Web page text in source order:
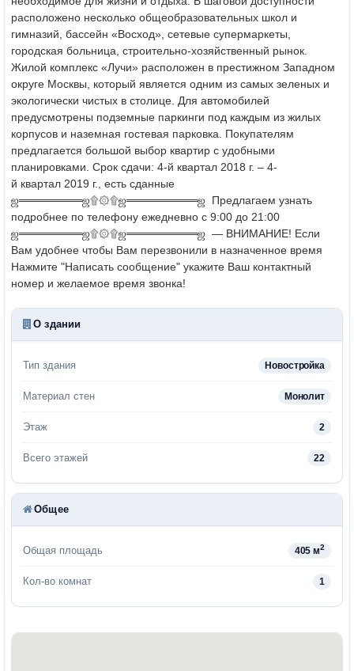
расположено несколько общеобразовательных школ и
гимназий, бассейн «Восход», сетевые супермаркеты,
городская больница, строительно-хозяйственный рынок.
Жилой комплекс «Лучи» расположен в престижном Западном
округе Москвы, который является одним из самых зеленых и
экологически чистых в столице. Для автомобилей
предусмотрены подземные паркинги под каждым из жилых
корпусов и наземная гостевая парковка.
Покупателям
предлагается большой выбор квартир с удобными
планировками. Срок сдачи: 4-й квартал 2018 г. – 4-
й квартал 2019 г., есть сданные
ஜ════════ஜ۩۞۩ஜ═════════ஜ Предлагаем узнать
подробнее по телефону ежедневно с 9:00 до 21:00
ஜ════════ஜ۩۞۩ஜ═════════ஜ — ВНИМАНИЕ! Если
Вам удобнее чтобы Вам перезвонили в назначенное время
Нажмите "Написать сообщение" укажите Ваш контактный
номер и желаемое время звонка!
О здании
Тип здания Новостройка
Материал стен Монолит
Этаж 2
Всего этажей 22
Общее
Общая площадь 405 м2
Кол-во комнат 1